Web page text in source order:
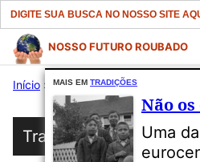
Search
for:
Pular
para
conteúdo
NOSSO FUTURO ROUBADO
Início » Publicações»Tradições
Tradições
MAIS EM TRADIÇÕES
Não
Uma